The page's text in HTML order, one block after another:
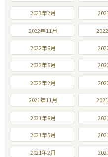
2023年2月
2022年11月
2022年8月
2022年5月
2022年2月
2021年11月
2021年8月
2021年5月
2021年2月